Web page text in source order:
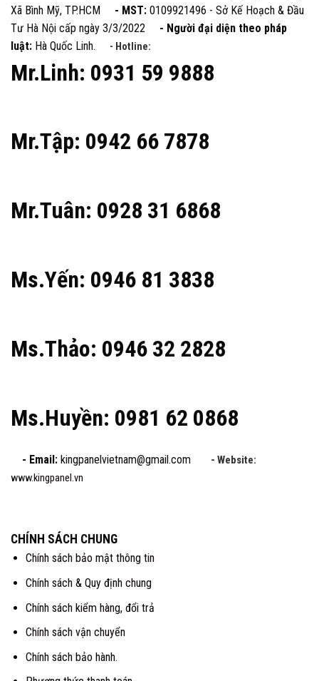
Xã Bình Mỹ, TP.HCM - MST: 0109921496 - Sở Kế Hoạch & Đầu
Tư Hà Nội cấp ngày 3/3/2022 - Người đại diện theo pháp
luật: Hà Quốc Linh. - Hotline:
Mr.Linh: 0931 59 9888
Mr.Tập: 0942 66 7878
Mr.Tuân: 0928 31 6868
Ms.Yến: 0946 81 3838
Ms.Thảo: 0946 32 2828
Ms.Huyền: 0981 62 0868
- Email: kingpanelvietnam@gmail.com - Website:
www.kingpanel.vn
CHÍNH SÁCH CHUNG
Chính sách bảo mật thông tin
Chính sách & Quy định chung
Chính sách kiểm hàng, đổi trả
Chính sách vận chuyển
Chính sách bảo hành.